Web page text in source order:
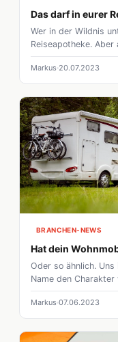
Das darf in eurer
Wer in der Wildnis
Reiseapotheke.
es nie schaden, auf
ist eine Apotheke in
dabei haben solltet.
Markus 20.07.2023
BRANCHEN-NEWS
Hat dein
Oder so ähnlich.
Name den
wissen, ob und wie
wissen, welche
Markus 07.06.2023